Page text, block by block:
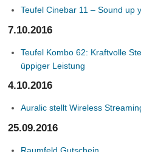
Teufel Cinebar 11 – Sound up
7.10.2016
Teufel Kombo 62: Kraftvolle
üppiger Leistung
4.10.2016
Auralic stellt Wireless
25.09.2016
Raumfeld Gutschein